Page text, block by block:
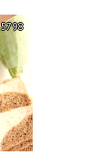
5798